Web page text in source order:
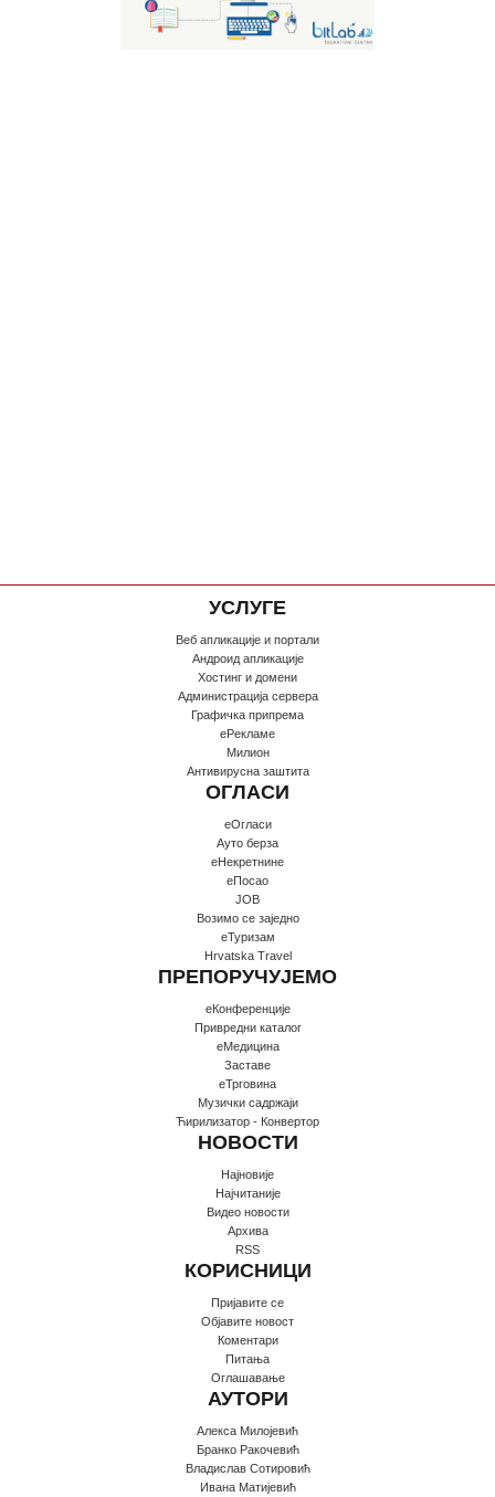
УСЛУГЕ
Веб апликације и портали
Андроид апликације
Хостинг и домени
Администрација сервера
Графичка припрема
еРекламе
Милион
Антивирусна заштита
ОГЛАСИ
еОгласи
Ауто берза
еНекретнине
еПосао
JOB
Возимо се заједно
еТуризам
Hrvatska Travel
ПРЕПОРУЧУЈЕМО
еКонференције
Привредни каталог
еМедицина
Заставе
еТрговина
Музички садржаји
Ћирилизатор - Конвертор
НОВОСТИ
Најновије
Најчитаније
Видео новости
Архива
RSS
КОРИСНИЦИ
Пријавите се
Oбјавите новост
Коментари
Питања
Оглашавање
АУТОРИ
Алекса Милојевић
Бранко Ракочевић
Владислав Сотировић
Ивана Матијевић